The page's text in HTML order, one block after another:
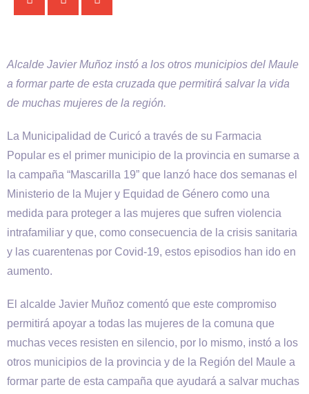
Alcalde Javier Muñoz instó a los otros municipios del Maule
a formar parte de esta cruzada que permitirá salvar la vida
de muchas mujeres de la región.
La Municipalidad de Curicó a través de su Farmacia
Popular es el primer municipio de la provincia en sumarse a
la campaña “Mascarilla 19” que lanzó hace dos semanas el
Ministerio de la Mujer y Equidad de Género como una
medida para proteger a las mujeres que sufren violencia
intrafamiliar y que, como consecuencia de la crisis sanitaria
y las cuarentenas por Covid-19, estos episodios han ido en
aumento.
El alcalde Javier Muñoz comentó que este compromiso
permitirá apoyar a todas las mujeres de la comuna que
muchas veces resisten en silencio, por lo mismo, instó a los
otros municipios de la provincia y de la Región del Maule a
formar parte de esta campaña que ayudará a salvar muchas